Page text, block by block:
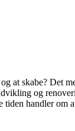
at skabe? Det
og
tiden handler om